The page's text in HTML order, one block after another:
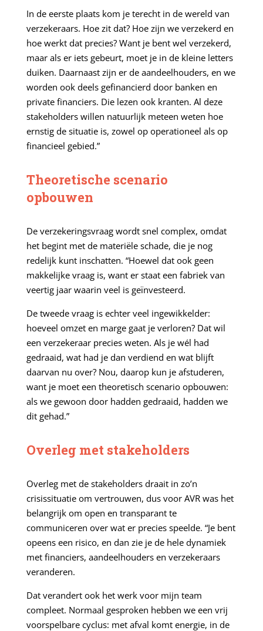
In de eerste plaats kom je terecht in de wereld van
verzekeraars. Hoe zit dat? Hoe zijn we verzekerd en
hoe werkt dat precies? Want je bent wel verzekerd,
maar als er iets gebeurt, moet je in de kleine letters
duiken. Daarnaast zijn er de aandeelhouders, en we
worden ook deels gefinancierd door banken en
private financiers. Die lezen ook kranten. Al deze
stakeholders willen natuurlijk meteen weten hoe
ernstig de situatie is, zowel op operationeel als op
financieel gebied.”
Theoretische scenario
opbouwen
De verzekeringsvraag wordt snel complex, omdat
het begint met de materiële schade, die je nog
redelijk kunt inschatten. “Hoewel dat ook geen
makkelijke vraag is, want er staat een fabriek van
veertig jaar waarin veel is geïnvesteerd.
De tweede vraag is echter veel ingewikkelder:
hoeveel omzet en marge gaat je verloren? Dat wil
een verzekeraar precies weten. Als je wél had
gedraaid, wat had je dan verdiend en wat blijft
daarvan nu over? Nou, daarop kun je afstuderen,
want je moet een theoretisch scenario opbouwen:
als we gewoon door hadden gedraaid, hadden we
dit gehad.”
Overleg met stakeholders
Overleg met de stakeholders draait in zo’n
crisissituatie om vertrouwen, dus voor AVR was het
belangrijk om open en transparant te
communiceren over wat er precies speelde. “Je bent
opeens een risico, en dan zie je de hele dynamiek
met financiers, aandeelhouders en verzekeraars
veranderen.
Dat verandert ook het werk voor mijn team
compleet. Normaal gesproken hebben we een vrij
voorspelbare cyclus: met afval komt energie, in de